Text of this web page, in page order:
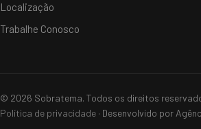
Localização
Trabalhe Conosco
© 2026 Sobratema. Todos os direitos
Política de privacidade · Desenvolvido por